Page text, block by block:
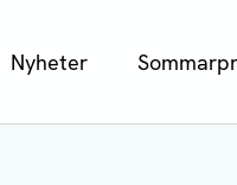
Nyheter